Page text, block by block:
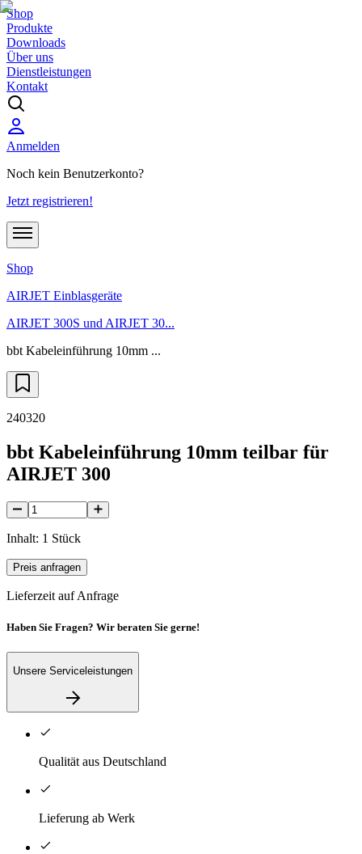
Shop
Produkte
Downloads
Über uns
Dienstleistungen
Kontakt
Anmelden
Noch kein Benutzerkonto?
Jetzt registrieren!
Shop
AIRJET Einblasgeräte
AIRJET 300S und AIRJET 30...
bbt Kabeleinführung 10mm ...
240320
bbt Kabeleinführung 10mm teilbar für
AIRJET 300
Inhalt: 1 Stück
Preis anfragen
Lieferzeit auf Anfrage
Haben Sie Fragen? Wir beraten Sie gerne!
Unsere Serviceleistungen
Qualität aus Deutschland
Lieferung ab Werk